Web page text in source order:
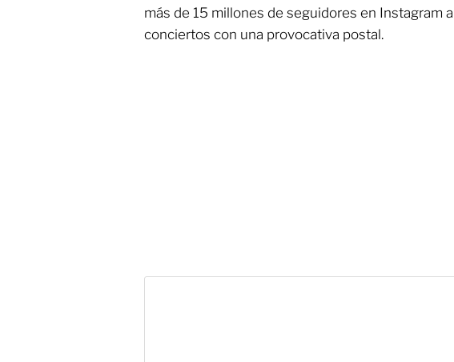
más de 15 millones de seguidores en Instagram
conciertos con una provocativa postal.